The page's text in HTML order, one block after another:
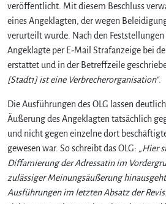
n
a
l
h
f
t
?
!
veröffentlicht. Mit diesem Beschluss
eines Angeklagten, der wegen
verurteilt wurde. Nach den
Angeklagte per E-Mail Strafanzeige bei
erstattet und in der Betreffzeile
[Stadt1] ist eine Verbrecherorganisation“.
Die Ausführungen des OLG lassen
Äußerung des Angeklagten tatsächlich
und nicht gegen einzelne dort
gewesen war. So schreibt das OLG: „Hier
Diffamierung der Adressatin im
zulässiger Meinungsäußerung
Ausführungen im letzten Absatz der